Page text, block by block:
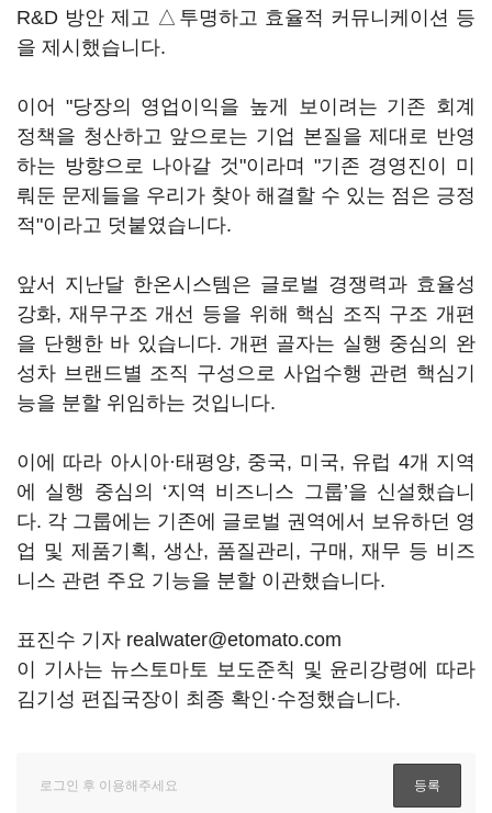
R&D 방안 제고 △투명하고 효율적 커뮤니케이션 등
을 제시했습니다.
이어 "당장의 영업이익을 높게 보이려는 기존 회계
정책을 청산하고 앞으로는 기업 본질을 제대로 반영
하는 방향으로 나아갈 것"이라며 "기존 경영진이 미
뤄둔 문제들을 우리가 찾아 해결할 수 있는 점은 긍정
적"이라고 덧붙였습니다.
앞서 지난달 한온시스템은 글로벌 경쟁력과 효율성
강화, 재무구조 개선 등을 위해 핵심 조직 구조 개편
을 단행한 바 있습니다. 개편 골자는 실행 중심의 완
성차 브랜드별 조직 구성으로 사업수행 관련 핵심기
능을 분할 위임하는 것입니다.
이에 따라 아시아·태평양, 중국, 미국, 유럽 4개 지역
에 실행 중심의 ‘지역 비즈니스 그룹’을 신설했습니
다. 각 그룹에는 기존에 글로벌 권역에서 보유하던 영
업 및 제품기획, 생산, 품질관리, 구매, 재무 등 비즈
니스 관련 주요 기능을 분할 이관했습니다.
표진수 기자 realwater@etomato.com
이 기사는 뉴스토마토 보도준칙 및 윤리강령에 따라
김기성 편집국장이 최종 확인·수정했습니다.